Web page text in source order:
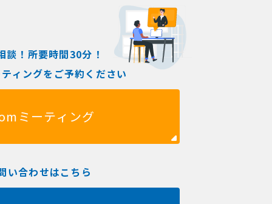
談！所要時間30分！
ィングをご予約ください
ミーティング
い合わせはこちら